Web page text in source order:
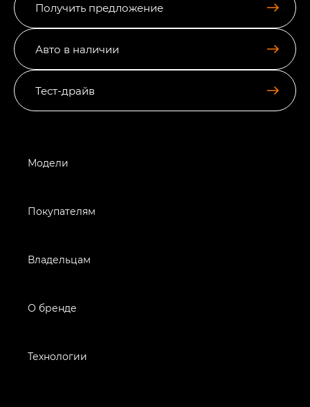
Получить предложение
Авто в наличии
Тест-драйв
Модели
Покупателям
Владельцам
О бренде
Технологии